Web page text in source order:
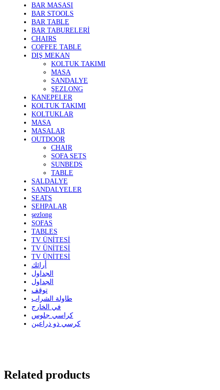
BAR MASASI
BAR STOOLS
BAR TABLE
BAR TABURELERİ
CHAIRS
COFFEE TABLE
DIŞ MEKAN
KOLTUK TAKIMI
MASA
SANDALYE
ŞEZLONG
KANEPELER
KOLTUK TAKIMI
KOLTUKLAR
MASA
MASALAR
OUTDOOR
CHAIR
SOFA SETS
SUNBEDS
TABLE
SALDALYE
SANDALYELER
SEATS
SEHPALAR
şezlong
SOFAS
TABLES
TV ÜNİTESİ
TV ÜNİTESİ
TV ÜNİTESİ
أرائك
الجداول
الجداول
توقف
طاولة الشراب
في الخارج
كراسي جلوس
كرسي ذو ذراعين
Related products